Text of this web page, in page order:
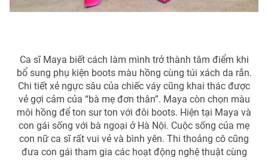
Ca sĩ Maya biết cách làm mình trở thành tâm điểm khi
bổ sung phụ kiện boots màu hồng cùng túi xách da rắn.
Chi tiết xẻ ngực sâu của chiếc váy cũng khai thác được
vẻ gợi cảm của “bà mẹ đơn thân”. Maya còn chọn màu
môi hồng để ton sur ton với đôi boots. Hiện tại Maya và
con gái sống với bà ngoại ở Hà Nội. Cuộc sống của mẹ
con nữ ca sĩ rất vui vẻ và bình yên. Thi thoảng cô cũng
đưa con gái tham gia các hoạt động nghệ thuật cùng